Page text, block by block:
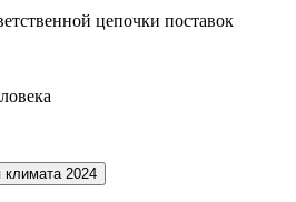
цепочки поставок
климата 2024